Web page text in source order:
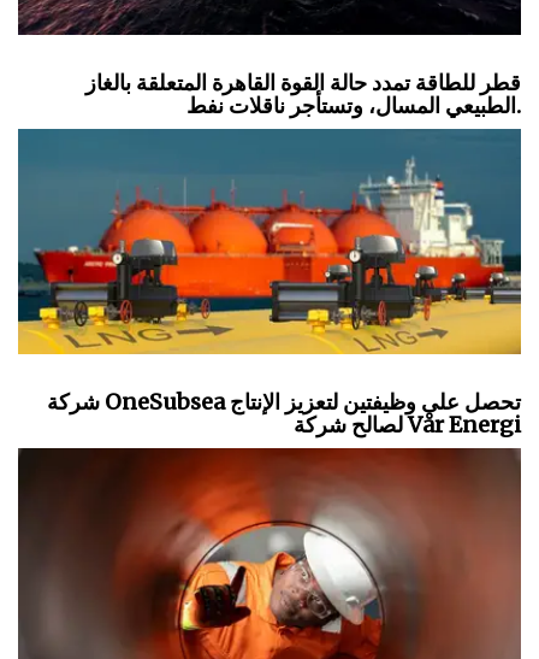
قطر للطاقة تمدد حالة القوة القاهرة المتعلقة بالغاز
الطبيعي المسال، وتستأجر ناقلات نفط.
شركة OneSubsea تحصل على وظيفتين لتعزيز الإنتاج
لصالح شركة Vår Energi